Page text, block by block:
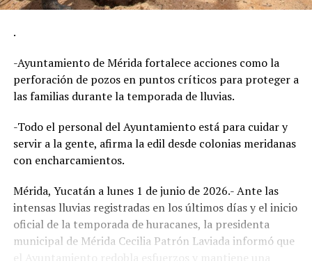
.
-Ayuntamiento de Mérida fortalece acciones como la
perforación de pozos en puntos críticos para proteger a
las familias durante la temporada de lluvias.
-Todo el personal del Ayuntamiento está para cuidar y
servir a la gente, afirma la edil desde colonias meridanas
con encharcamientos.
Mérida, Yucatán a lunes 1 de junio de 2026.- Ante las
intensas lluvias registradas en los últimos días y el inicio
oficial de la temporada de huracanes, la presidenta
municipal de Mérida Cecilia Patrón Laviada informó que
el Ayuntamiento redobla esfuerzos y mantiene una